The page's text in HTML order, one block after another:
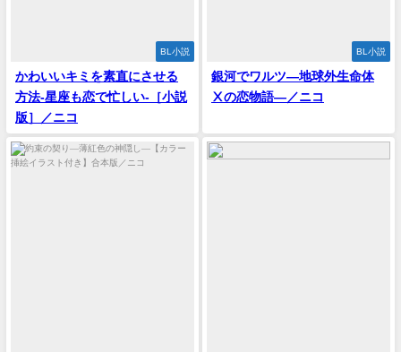
BL小説
かわいいキミを素直にさせる
方法-星座も恋で忙しい-［小説
版］／ニコ
BL小説
銀河でワルツ―地球外生命体
Ⅹの恋物語―／ニコ